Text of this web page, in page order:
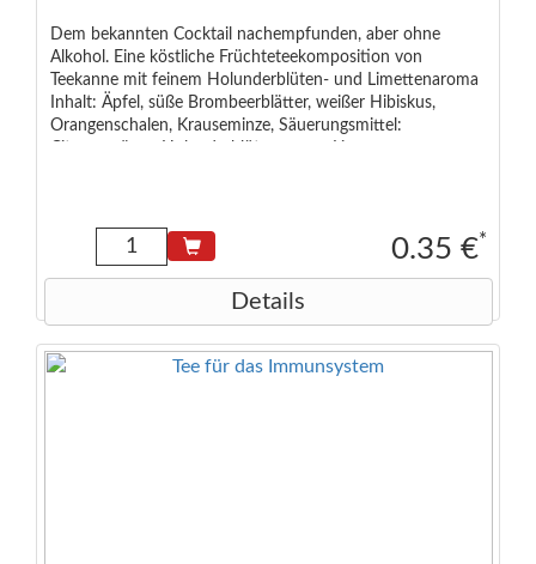
Dem bekannten Cocktail nachempfunden, aber ohne
Alkohol. Eine köstliche Früchteteekomposition von
Teekanne mit feinem Holunderblüten- und Limettenaroma
Inhalt: Äpfel, süße Brombeerblätter, weißer Hibiskus,
Orangenschalen, Krauseminze, Säuerungsmittel:
0.35 €*
Details